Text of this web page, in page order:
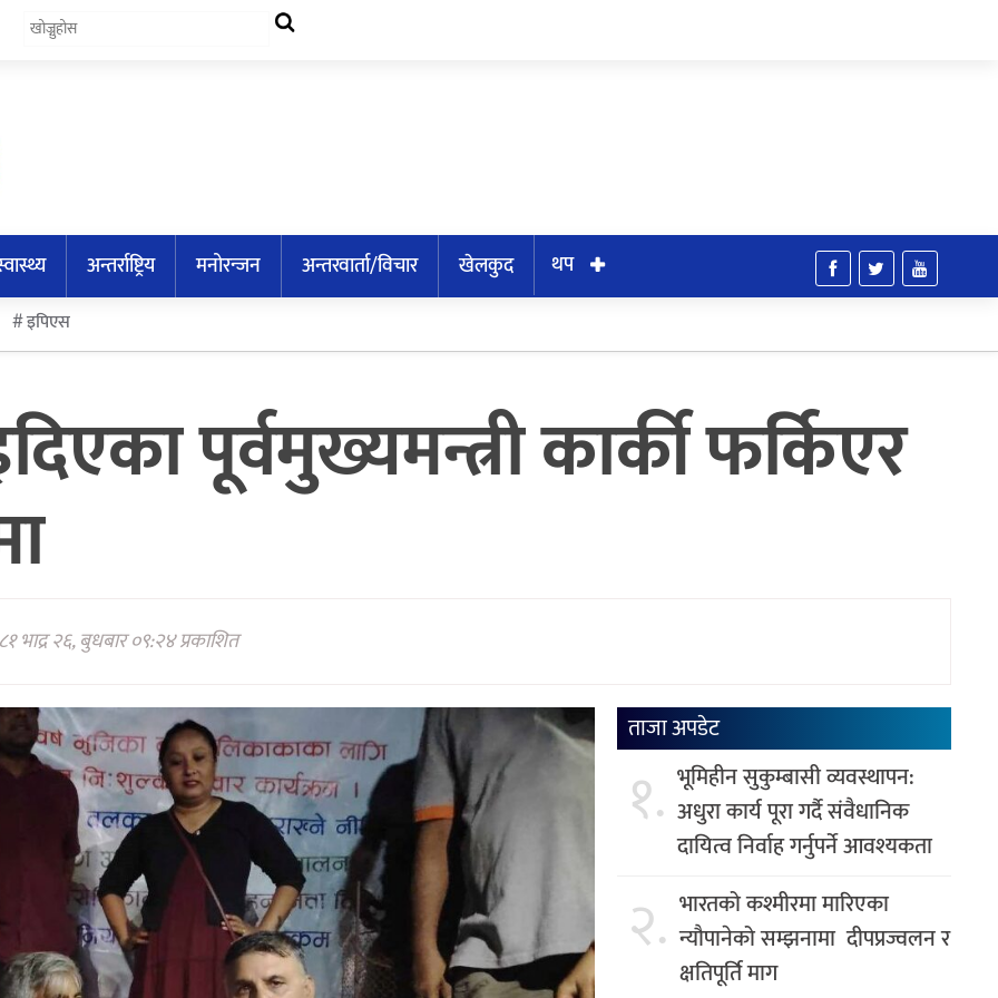
अन्तर्राष्ट्रिय मनोरन्जन अन्तरवार्ता/विचार खेलकुद
थप
इपिएस
पूर्वमुख्यमन्त्री कार्की फर्किएर
भाद्र २६, बुधबार ०९:२४ प्रकाशित
ताजा अपडेट
१. भूमिहीन सुकुम्बासी व्यवस्थापन:
अधुरा कार्य पूरा गर्दै संवैधानिक
दायित्व निर्वाह गर्नुपर्ने आवश्यकता
२. भारतको कश्मीरमा मारिएका
न्यौपानेको सम्झनामा दीपप्रज्वलन र
क्षतिपूर्ति माग